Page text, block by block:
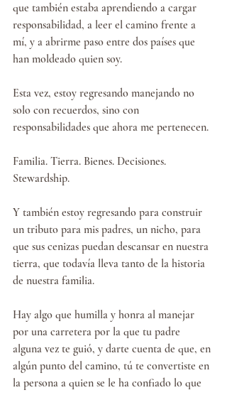
que también estaba aprendiendo a cargar
responsabilidad, a leer el camino frente a
mí, y a abrirme paso entre dos países que
han moldeado quien soy.
Esta vez, estoy regresando manejando no
solo con recuerdos, sino con
responsabilidades que ahora me pertenecen.
Familia. Tierra. Bienes. Decisiones.
Stewardship.
Y también estoy regresando para construir
un tributo para mis padres, un nicho, para
que sus cenizas puedan descansar en nuestra
tierra, que todavía lleva tanto de la historia
de nuestra familia.
Hay algo que humilla y honra al manejar
por una carretera por la que tu padre
alguna vez te guió, y darte cuenta de que, en
algún punto del camino, tú te convertiste en
la persona a quien se le ha confiado lo que